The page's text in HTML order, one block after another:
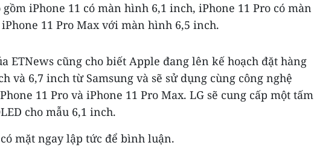
gồm iPhone 11 có màn hình 6,1 inch, iPhone 11 Pro có màn
11 Pro Max với màn hình 6,5 inch.
ETNews cũng cho biết Apple đang lên kế hoạch đặt hàng
và 6,7 inch từ Samsung và sẽ sử dụng cùng công nghệ
11 Pro và iPhone 11 Pro Max. LG sẽ cung cấp một tấm
cho mẫu 6,1 inch.
mặt ngay lập tức để bình luận.